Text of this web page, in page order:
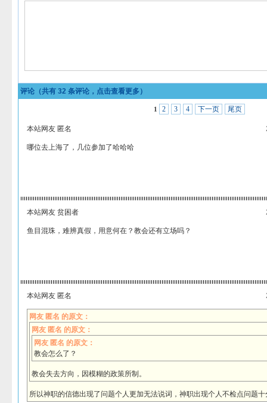
评论（共有 32 条评论，点击查看更多）
1 2 3 4 下一页 尾页
本站网友 匿名
哪位去上海了，几位参加了哈哈哈
本站网友 贫困者
鱼目混珠，难辨真假，用意何在？教会还有立场吗？
本站网友 匿名
网友 匿名 的原文：
网友 匿名 的原文：
网友 匿名 的原文：
教会怎么了？
教会失去方向，因模糊的政策所制。
所以神职的信德出现了问题个人更加无法说词，神职出现个人不检点问题